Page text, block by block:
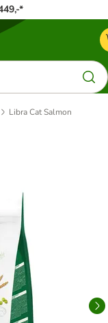
*
Libra Cat Salmon